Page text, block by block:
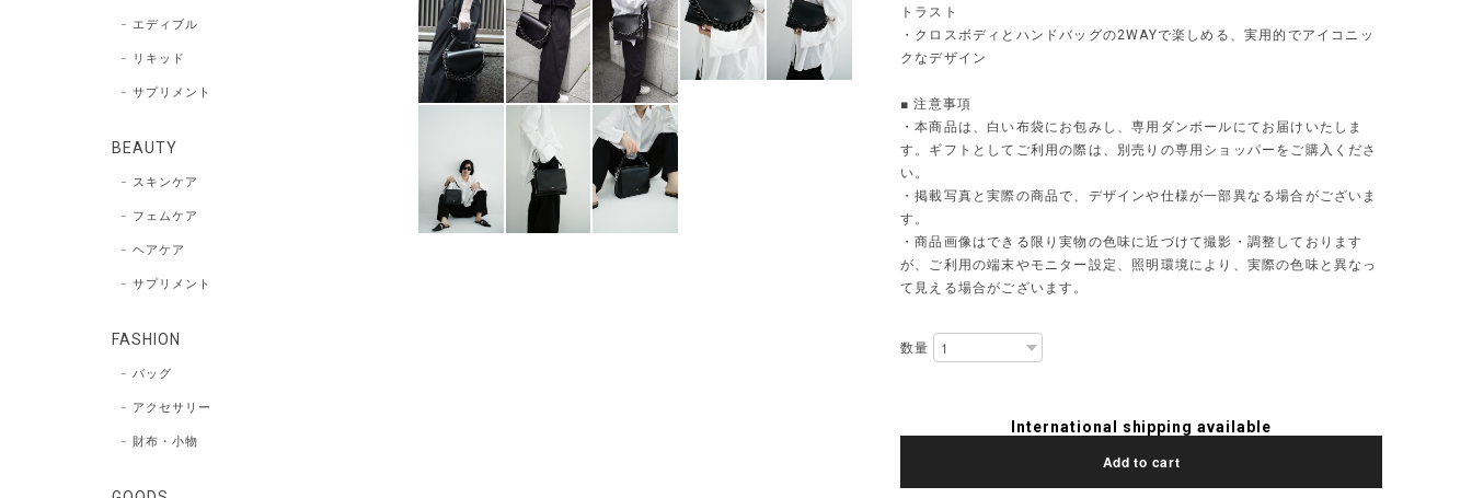
トラスト
・クロスボディとハンドバッグの2WAYで楽しめる、実用的でアイコニッ
クなデザイン
■ 注意事項
・本商品は、白い布袋にお包みし、専用ダンボールにてお届けいたしま
す。ギフトとしてご利用の際は、別売りの専用ショッパーをご購入くださ
い。
・掲載写真と実際の商品で、デザインや仕様が一部異なる場合がございま
す。
・商品画像はできる限り実物の色味に近づけて撮影・調整しております
が、ご利用の端末やモニター設定、照明環境により、実際の色味と異なっ
て見える場合がございます。
数量
International shipping available
Add to cart
エディブル
リキッド
サプリメント
BEAUTY
スキンケア
フェムケア
ヘアケア
サプリメント
FASHION
バッグ
アクセサリー
財布・小物